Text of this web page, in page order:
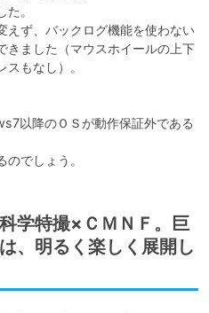
。
えず、バックログ機能を使わない
きました（マウスホイールの上下
もなし）。
以降のＯＳが動作保証外である
でしょう。
学特撮×ＣＭＮＦ。巨
、明るく楽しく展開し